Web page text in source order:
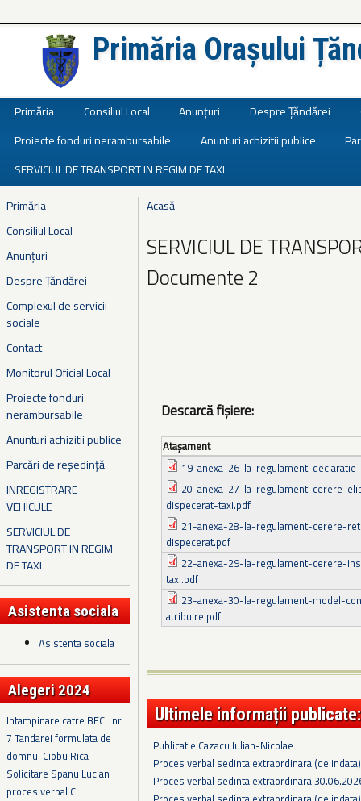
Primăria Orașului
Primăria Consiliul Local Anunțuri Despre Țăndărei
Proiecte fonduri nerambursabile
Anunturi achizitii publice
SERVICIUL DE TRANSPORT IN REGIM DE TAXI
Primăria
Consiliul Local
Anunțuri
Despre Țăndărei
Complexul de servicii
sociale
Contact
Monitorul Oficial Local
Proiecte fonduri
nerambursabile
Anunturi achizitii publice
Parcări de reședință
INREGISTRARE
VEHICULE
SERVICIUL DE
TRANSPORT IN REGIM
DE TAXI
Asistenta sociala
Asistenta sociala
Alegeri 2024
Intampinare catre BECL nr.
7 Tandarei formulata de
domnul Ciobu Rica
Solicitare Spanu Lucian
proces verbal CL
Eşti aici
Acasă
SERVICIUL DE
Documente 2
Descarcă fișiere:
Ataşament
19-anexa-26-la-regulament-
20-anexa-27-la-regulament-cerere-
dispecerat-taxi.pdf
21-anexa-28-la-regulament-cerere-
dispecerat.pdf
22-anexa-29-la-regulament-cerere-
taxi.pdf
23-anexa-30-la-regulament-model-
atribuire.pdf
Ultimele informații publicate:
Publicatie Cazacu Iulian-Nicolae
Proces verbal sedinta extraordinara (de
Proces verbal sedinta extraordinara